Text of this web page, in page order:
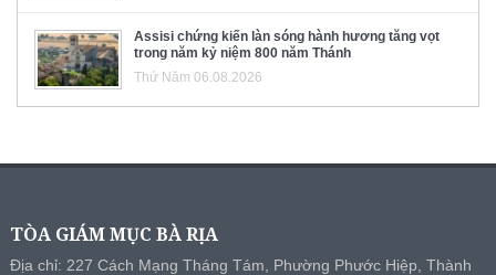
Assisi chứng kiến làn sóng hành hương tăng vọt
trong năm kỷ niệm 800 năm Thánh
Thứ Năm 06.08.2026
TÒA GIÁM MỤC BÀ RỊA
Địa chỉ: 227 Cách Mạng Tháng Tám, Phường Phước Hiệp, Thành